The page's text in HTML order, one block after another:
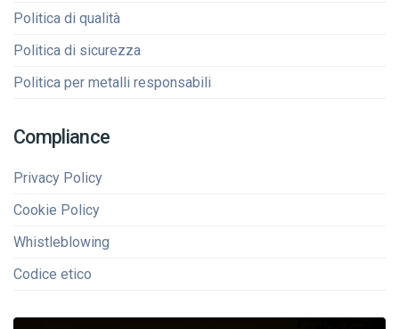
Politica di qualità
Politica di sicurezza
Politica per metalli responsabili
Compliance
Privacy Policy
Cookie Policy
Whistleblowing
Codice etico